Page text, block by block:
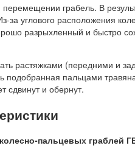
грабель. В
за углового расположения
разрыхленный и быстро
растяжками (передними и
пальцами
сдвинут и обернут.
пальцевых граблей